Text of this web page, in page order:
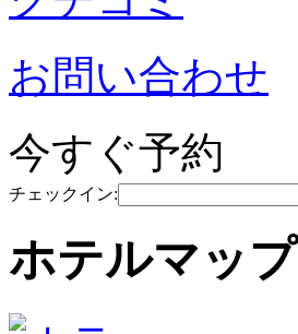
お問い合わせ
今すぐ予約
チェックイン:
ホテルマップ